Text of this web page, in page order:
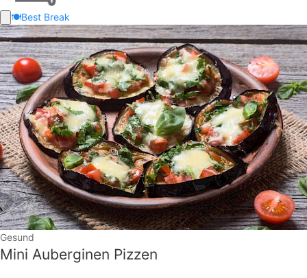
🍽️Best Break
Gesund
Mini Auberginen Pizzen